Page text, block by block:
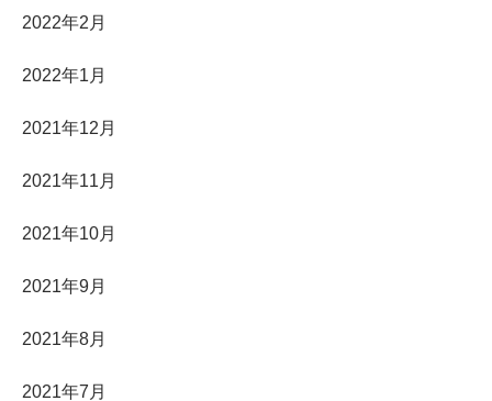
2022年2月
2022年1月
2021年12月
2021年11月
2021年10月
2021年9月
2021年8月
2021年7月